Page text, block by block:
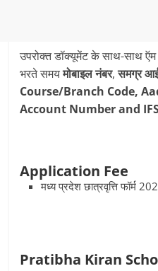
उपरोक्त डॉक्यूमेंट के साथ-साथ
भरते समयमोबाइल नंबर,समग्र
Course/Branch Code,
Account Number and
Application Fee
मध्य प्रदेश छात्रवृत्ति फॉर्म
Pratibha Kiran